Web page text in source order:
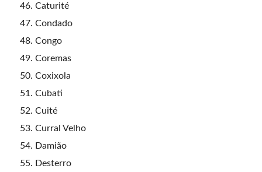
Caturité
Condado
Congo
Coremas
Coxixola
Cubati
Cuité
Curral Velho
Damião
Desterro